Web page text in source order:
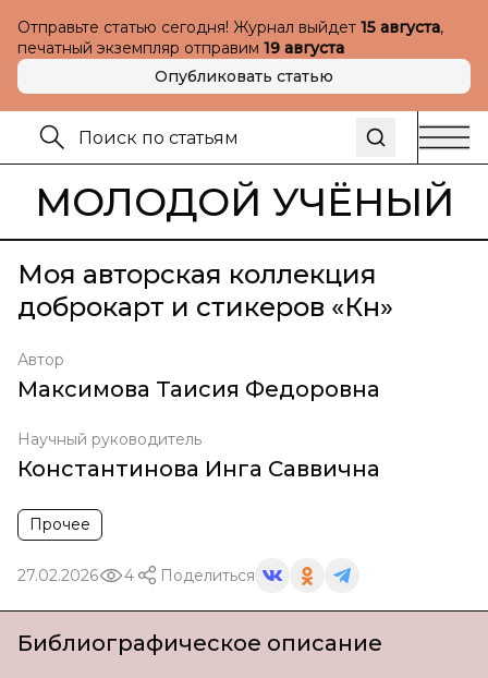
Отправьте статью сегодня! Журнал выйдет 15 августа,
печатный экземпляр отправим 19 августа
Опубликовать статью
МОЛОДОЙ УЧЁНЫЙ
Моя авторская коллекция
доброкарт и стикеров «Күн»
Автор
Максимова Таисия Федоровна
Научный руководитель
Константинова Инга Саввична
Прочее
27.02.2026 4 Поделиться
Библиографическое описание